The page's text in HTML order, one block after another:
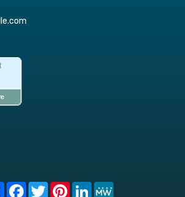
Share FacebookTwitterPinterest
LinkedIn